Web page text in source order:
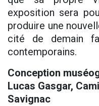
exposition sera
produire une
cité de demain
contemporains.
Conception
Lucas Gasgar,
Savignac